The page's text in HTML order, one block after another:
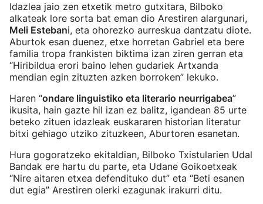
Idazlea jaio zen etxetik metro gutxitara, Bilboko
alkateak lore sorta bat eman dio Arestiren alargunari,
Meli Estebani, eta ohorezko aurreskua dantzatu diote.
Aburtok esan duenez, etxe horretan Gabriel eta bere
familia tropa frankisten biktima izan ziren gerran eta
“Hiribildua erori baino lehen gudariek Artxanda
mendian egin zituzten azken borroken” lekuko.
Haren “ondare linguistiko eta literario neurrigabea”
ikusita, hain gazte hil izan ez balitz, igandean 85 urte
beteko zituen idazleak euskararen historian literatur
bitxi gehiago utziko zituzkeen, Aburtoren esanetan.
Hura gogoratzeko ekitaldian, Bilboko Txistularien Udal
Bandak ere hartu du parte, eta Udane Goikoetxeak
“Nire aitaren etxea defendituko dut” eta “Beti esanen
dut egia” Arestiren olerki ezagunak irakurri ditu.